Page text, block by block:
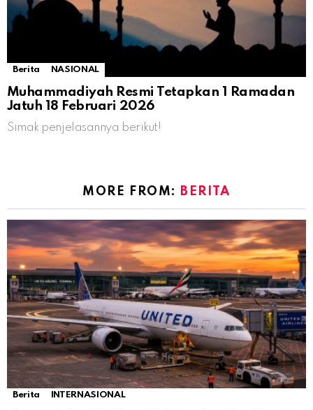
Berita NASIONAL
Muhammadiyah Resmi Tetapkan 1 Ramadan
Jatuh 18 Februari 2026
Simak penjelasannya berikut!
MORE FROM: BERITA
Berita INTERNASIONAL